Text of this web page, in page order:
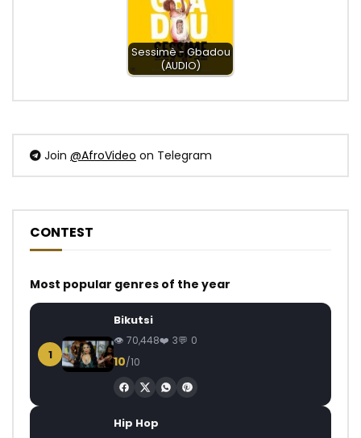
Sessimè - Gbadou
(AUDIO)
Join @AfroVideo on Telegram
CONTEST
Most popular genres of the year
1
Bikutsi
70,448 3 0
10/10
Hip Hop